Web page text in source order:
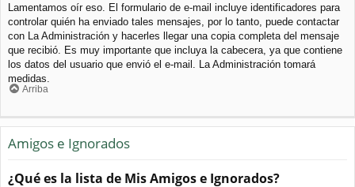
Lamentamos oír eso. El formulario de e-mail incluye identificadores para
controlar quién ha enviado tales mensajes, por lo tanto, puede contactar
con La Administración y hacerles llegar una copia completa del mensaje
que recibió. Es muy importante que incluya la cabecera, ya que contiene
los datos del usuario que envió el e-mail. La Administración tomará
medidas.
Arriba
Amigos e Ignorados
¿Qué es la lista de Mis Amigos e Ignorados?